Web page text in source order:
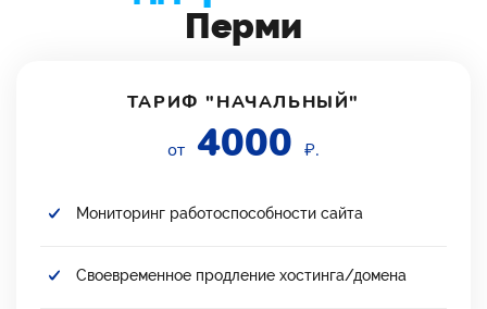
Перми
ТАРИФ "НАЧАЛЬНЫЙ"
от 4000 ₽.
Мониторинг работоспособности сайта
Своевременное продление хостинга/домена